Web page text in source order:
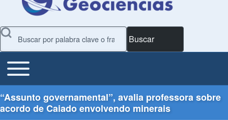
Buscar
Main Menu
Toggle main menu
“Assunto governamental”, avalia professora sobre
acordo de Caiado envolvendo minerais